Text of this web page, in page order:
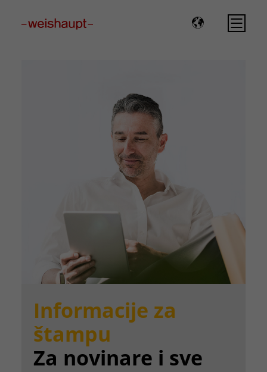
Informacije za
štampu
Za novinare i sve